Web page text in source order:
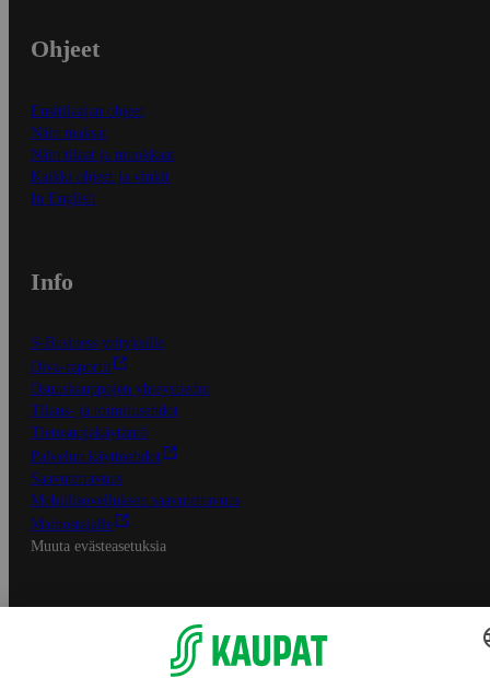
Ohjeet
Ensitilaajan ohjeet
Näin maksat
Näin tilaat ja muokkaat
Kaikki ohjeet ja vinkit
In English
Info
S-Business yrityksille
Oiva-raportit
Osuuskauppojen yhteystiedot
Tilaus- ja toimitusehdot
Tietosuojakäytäntö
Palvelun käyttöehdot
Saavutettavuus
Mobiilisovelluksen saavutettavuus
Mainostajalle
Muuta evästeasetuksia
S-ryhmän palvelut